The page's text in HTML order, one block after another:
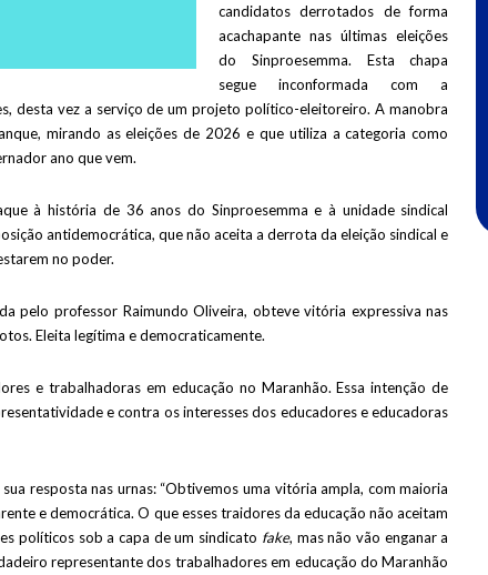
candidatos derrotados de forma
acachapante nas últimas eleições
do Sinproesemma. Esta chapa
segue inconformada com a
desta vez a serviço de um projeto político-eleitoreiro. A manobra
mirando as eleições de 2026 e que utiliza a categoria como
ano que vem.
à história de 36 anos do Sinproesemma e à unidade sindical
antidemocrática, que não aceita a derrota da eleição sindical e
no poder.
pelo professor Raimundo Oliveira, obteve vitória expressiva nas
Eleita legítima e democraticamente.
e trabalhadoras em educação no Maranhão. Essa intenção de
e contra os interesses dos educadores e educadoras
resposta nas urnas: “Obtivemos uma vitória ampla, com maioria
e democrática. O que esses traidores da educação não aceitam
políticos sob a capa de um sindicato fake, mas não vão enganar a
representante dos trabalhadores em educação do Maranhão